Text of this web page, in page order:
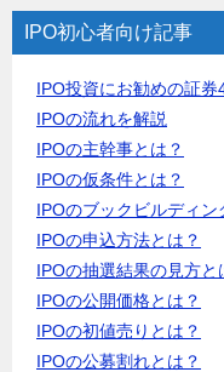
IPO初心者向け記事
IPO投資にお勧めの証券
IPOの流れを解説
IPOの主幹事とは？
IPOの仮条件とは？
IPOのブックビルディン
IPOの申込方法とは？
IPOの抽選結果の見方と
IPOの公開価格とは？
IPOの初値売りとは？
IPOの公募割れとは？